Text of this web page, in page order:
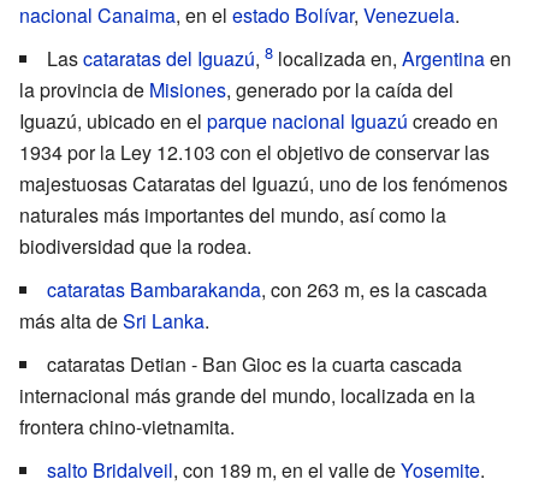
nacional Canaima, en el estado Bolívar, Venezuela.
Lascataratas del Iguazú, localizada en,Argentinaen
la provincia de Misiones, generado por la caída del
Iguazú, ubicado en el parque nacional Iguazú creado en
1934 por la Ley 12.103 con el objetivo de conservar las
majestuosas Cataratas del Iguazú, uno de los fenómenos
naturales más importantes del mundo, así como la
biodiversidad que la rodea.
cataratas Bambarakanda, con 263 m, es la cascada
más alta deSri Lanka.
cataratas Detian - Ban Gioces la cuarta cascada
internacional más grande del mundo, localizada en la
frontera chino-vietnamita.
salto Bridalveil, con 189 m, en el valle deYosemite.